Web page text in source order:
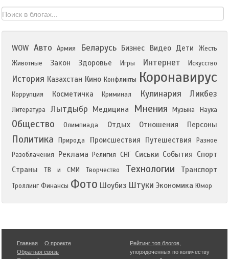
WOW Авто Армия Беларусь Бизнес Видео Дети
Жесть
Животные
Закон Здоровье Игры Интернет Искусство
История Казахстан Кино Конфликты Коронавирус
Коррупция Косметичка Криминал Кулинария Ликбез
Литература Лытдыбр Медицина Мнения Музыка Наука
Общество Олимпиада Отдых Отношения Персоны
Политика Природа Происшествия Путешествия
Разное
Разоблачения
Реклама Религия СНГ Сиськи События Спорт
Страны
ТВ и СМИ Творчество Технологии Транспорт
Троллинг Финансы Фото Шоубиз Штуки Экономика Юмор
Главная
О проекте
Обратная связь
Рейтинг топ блогов
упорядоченных по количеству